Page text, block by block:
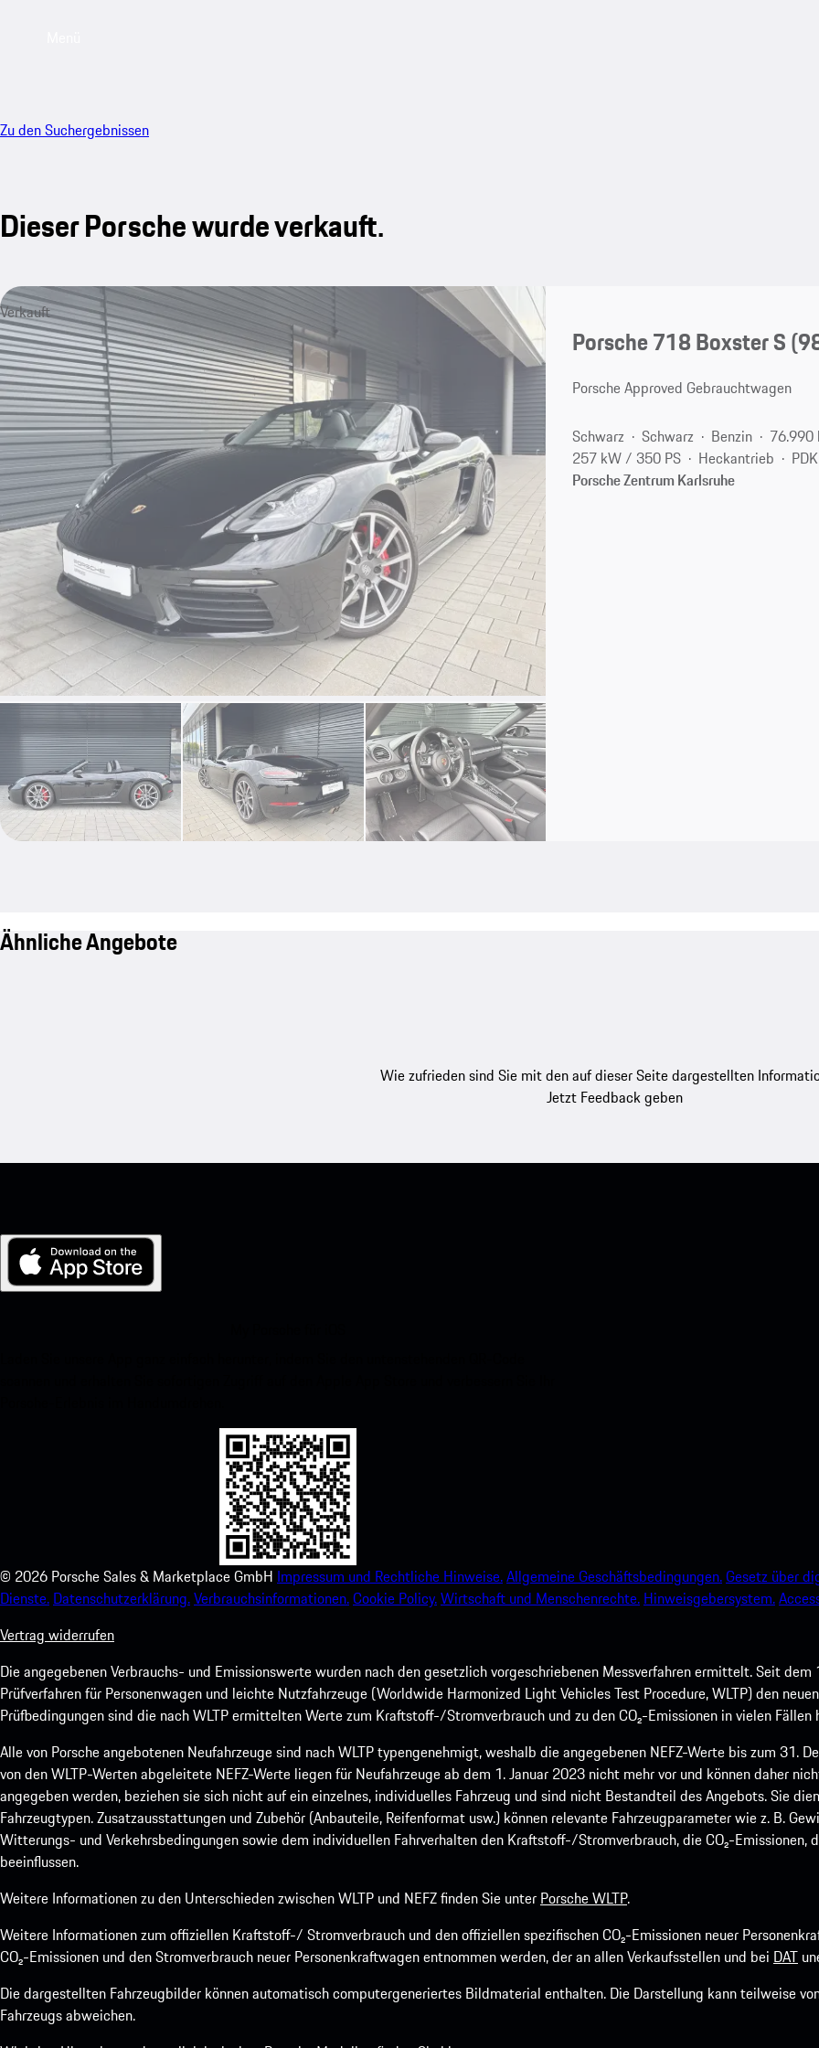
Zu den Suchergebnissen
Dieser Porsche wurde verkauft.
Verkauft
Porsche 718 Boxster S
Porsche Approved Gebrauchtwagen
Schwarz Schwarz Benzin 76.990
257 kW / 350 PS
Heckantrieb
Porsche Zentrum Karlsruhe
Ähnliche Angebote
Wie zufrieden sind Sie mit den auf dieser Seite dargestellten
Jetzt Feedback geben
© 2026 Porsche Sales & Marketplace GmbH Impressum und Rechtliche Hinweise.Allgemeine Geschäftsbedingungen.Gesetz über
Dienste. Datenschutzerklärung.Verbrauchsinformationen.Cookie Policy.Wirtschaft und Menschenrechte. Hinweisgebersystem.
Vertrag widerrufen
Die angegebenen Verbrauchs- und Emissionswerte wurden nach den gesetzlich vorgeschriebenen Messverfahren ermittelt. Seit
Prüfverfahren für Personenwagen und leichte Nutzfahrzeuge (Worldwide Harmonized Light Vehicles Test Procedure, WLTP) den
Prüfbedingungen sind die nach WLTP ermittelten Werte zum Kraftstoff-/Stromverbrauch und zu den CO₂-Emissionen in vielen
Alle von Porsche angebotenen Neufahrzeuge sind nach WLTP typengenehmigt, weshalb die angegebenen NEFZ-Werte bis zum 31.
von den WLTP-Werten abgeleitete NEFZ-Werte liegen für Neufahrzeuge ab dem 1. Januar 2023 nicht mehr vor und können daher
angegeben werden, beziehen sie sich nicht auf ein einzelnes, individuelles Fahrzeug und sind nicht Bestandteil des Angebots. Sie
Fahrzeugtypen. Zusatzausstattungen und Zubehör (Anbauteile, Reifenformat usw.) können relevante Fahrzeugparameter wie z. B.
Witterungs- und Verkehrsbedingungen sowie dem individuellen Fahrverhalten den Kraftstoff-/Stromverbrauch, die CO₂-Emissionen,
beeinflussen.
Weitere Informationen zu den Unterschieden zwischen WLTP und NEFZ finden Sie unter Porsche WLTP.
Weitere Informationen zum offiziellen Kraftstoff-/ Stromverbrauch und den offiziellen spezifischen CO₂-Emissionen neuer
CO₂-Emissionen und den Stromverbrauch neuer Personenkraftwagen entnommen werden, der an allen Verkaufsstellen und bei DAT
Die dargestellten Fahrzeugbilder können automatisch computergeneriertes Bildmaterial enthalten. Die Darstellung kann teilweise
Fahrzeugs abweichen.